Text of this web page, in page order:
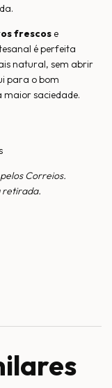
frescos e
é perfeita
natural, sem abrir
para o bom
saciedade.
Correios.
retirada.